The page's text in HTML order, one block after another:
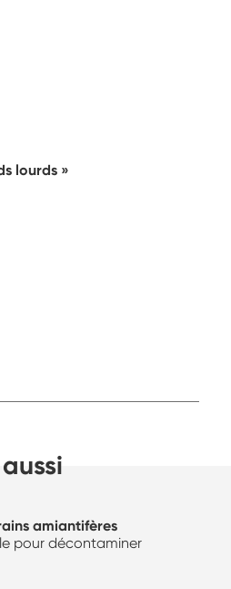
lourds
amiantifères
pour décontaminer